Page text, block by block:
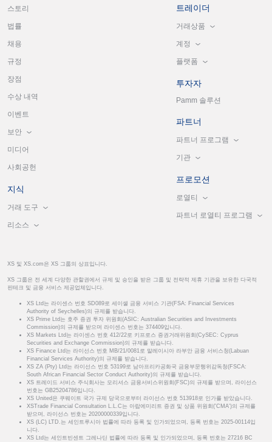
스토리
법률
채용
규정
장점
수상 내역
이벤트
보안
미디어
사회공헌
지식
거래 도구
리소스
트레이더
거래상품
계정
플랫폼
투자자
Pamm 솔루션
파트너
파트너 프로그램
기관
프로모션
로열티
파트너 로열티 프로그램
XS 및 XS.com은 XS 그룹의 상표입니다.
XS 그룹은 전 세계 다양한 관할권에서 규제 및 승인을 받은 그룹 및 전략적 제휴 기관을 보유한 다국적
핀테크 및 금융 서비스 제공업체입니다.
XS Ltd는 라이센스 번호 SD089로 세이셸 금융 서비스 기관(FSA: Financial Services
Authority of Seychelles)의 규제를 받습니다.
XS Prime Ltd는 호주 증권 투자 위원회(ASIC: Australian Securities and Investments
Commission)의 규제를 받으며 라이센스 번호는 374409입니다.
XS Markets Ltd는 라이센스 번호 412/22로 키프로스 증권거래위원회(CySEC: Cyprus
Securities and Exchange Commission)의 규제를 받습니다.
XS Finance Ltd는 라이선스 번호 MB/21/0081로 말레이시아 라부안 금융 서비스청(Labuan
Financial Services Authority)의 규제를 받습니다.
XS ZA (Pty) Ltd는 라이선스 번호 53199로 남아프리카공화국 금융부문행위감독청(FSCA:
South African Financial Sector Conduct Authority)의 규제를 받습니다.
XS 트레이드 서비스 주식회사는 모리셔스 금융서비스위원회(FSC)의 규제를 받으며, 라이선스
번호는 GB25204786입니다.
XS United은 쿠웨이트 국가 규제 당국으로부터 라이선스 번호 513918로 인가를 받았습니다.
XSTrade Financial Consultation L.L.C는 아랍에미리트 증권 및 상품 위원회('CMA')의 규제를
받으며, 라이선스 번호는 20200000339입니다.
XS (LC) LTD.는 세인트루시아 법률에 따라 등록 및 인가되었으며, 등록 번호는 2025-00114입
니다.
XS Ltd는 세인트빈센트 그레나딘 법률에 따라 등록 및 인가되었으며, 등록 번호는 27216 BC